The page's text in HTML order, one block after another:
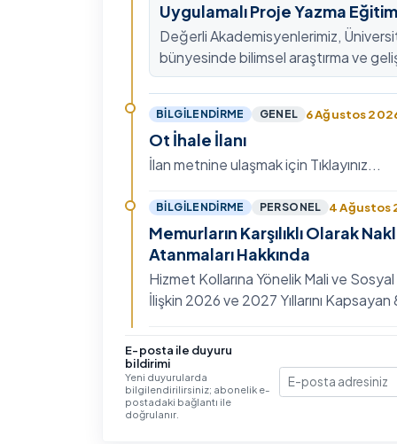
Uygulamalı Proje Yazma
Değerli Akademisyenlerimiz,
bünyesinde bilimsel araştırma ve
kültürünü güçlendirmek, ulusal ve
fon mekanizmala…
BILGILENDIRME GENEL 6 Ağustos
Ot İhale İlanı
İlan metnine ulaşmak için Tıklayınız...
BILGILENDIRME PERSONEL 4 Ağustos
Memurların Karşılıklı Olarak
Atanmaları Hakkında
Hizmet Kollarına Yönelik Mali ve
İlişkin 2026 ve 2027 Yıllarını
Hizmet…
BILGILENDIRME
IV. Uluslararası İlişkiler
Ayrıntılı bilgi ve başvuru için Tıklayınız...
E-posta ile duyuru
bildirimi
Yeni duyurularda
bilgilendirilirsiniz; abonelik e-
postadaki bağlantı ile
doğrulanır.
E-posta